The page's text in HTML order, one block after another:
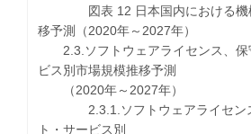
図表 12 日本国内における機械
移予測（2020年～2027年）
2.3.ソフトウェアライセンス、保
ビス別市場規模推移予測
（2020年～2027年）
2.3.1.ソフトウェアライセンス
ト・サービス別